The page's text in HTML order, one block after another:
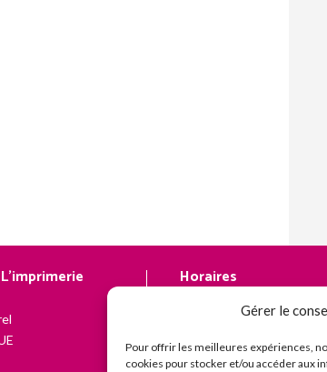
Gérer le
Pour offrir les meilleures expériences,
cookies pour stocker et/ou accéder aux
Horaires
Nos bureaux sont ouverts :
– du mardi au vendredi :
de 8h30 à 12h30 | 13h30